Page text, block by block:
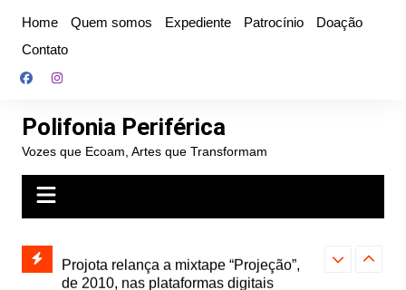
conteúdo
Home Quem somos Expediente Patrocínio
Doação
Contato
Polifonia Periférica
Vozes que Ecoam, Artes que Transformam
e abre
autoral,
de 2010, nas plataformas digitais
Farofa